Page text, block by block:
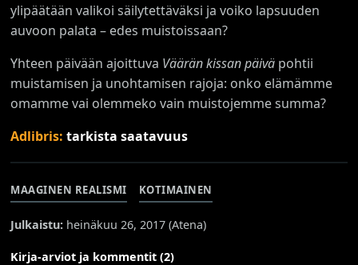
ylipäätään valikoi säilytettäväksi ja voiko lapsuuden
auvoon palata – edes muistoissaan?
Yhteen päivään ajoittuva Väärän kissan päivä pohtii
muistamisen ja unohtamisen rajoja: onko elämämme
omamme vai olemmeko vain muistojemme summa?
Adlibris:tarkista saatavuus
MAAGINEN REALISMI KOTIMAINEN
Julkaistu: heinäkuu 26, 2017 (Atena)
Kirja-arviot ja kommentit (2)